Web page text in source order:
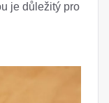
je důležitý pro